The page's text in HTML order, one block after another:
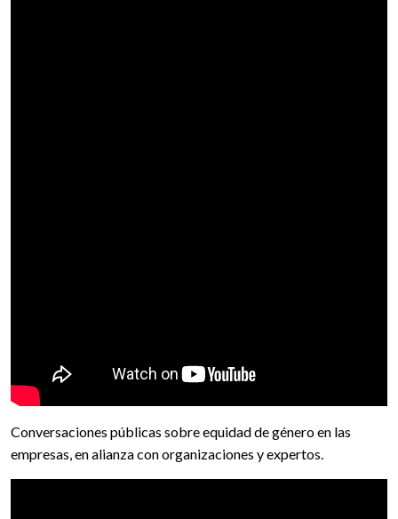
Conversaciones públicas sobre equidad de género en las
empresas, en alianza con organizaciones y expertos.